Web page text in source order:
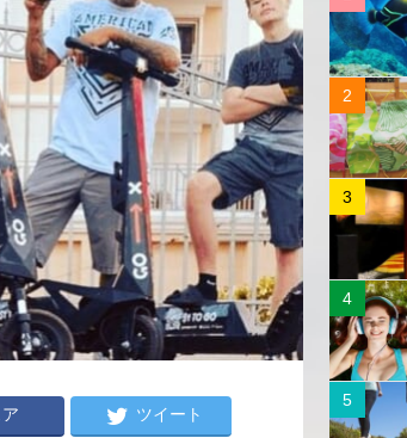
ツイート